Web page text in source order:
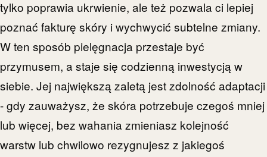
tylko poprawia ukrwienie, ale też pozwala ci lepiej
poznać fakturę skóry i wychwycić subtelne zmiany.
W ten sposób pielęgnacja przestaje być
przymusem, a staje się codzienną inwestycją w
siebie. Jej największą zaletą jest zdolność adaptacji
- gdy zauważysz, że skóra potrzebuje czegoś mniej
lub więcej, bez wahania zmieniasz kolejność
warstw lub chwilowo rezygnujesz z jakiegoś